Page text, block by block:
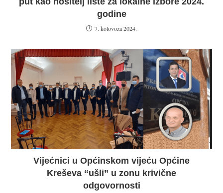
godine
7. kolovoza 2024.
Vijećnici u Općinskom vijeću Općine
Kreševa “ušli” u zonu krivične
odgovornosti